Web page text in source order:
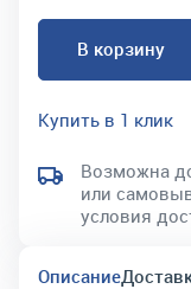
В корзину
Купить в 1 клик
Возможна
или
условия
Описание